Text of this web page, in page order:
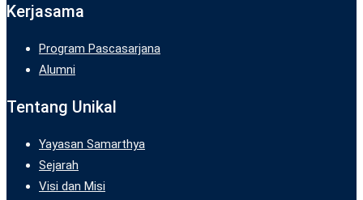
Kerjasama
Program Pascasarjana
Alumni
Tentang Unikal
Yayasan Samarthya
Sejarah
Visi dan Misi